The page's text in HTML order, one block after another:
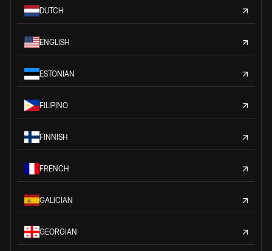
DUTCH
ENGLISH
ESTONIAN
FILIPINO
FINNISH
FRENCH
GALICIAN
GEORGIAN